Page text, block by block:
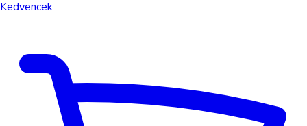
Kedvencek